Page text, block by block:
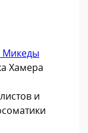
Микеды
Хамера
и